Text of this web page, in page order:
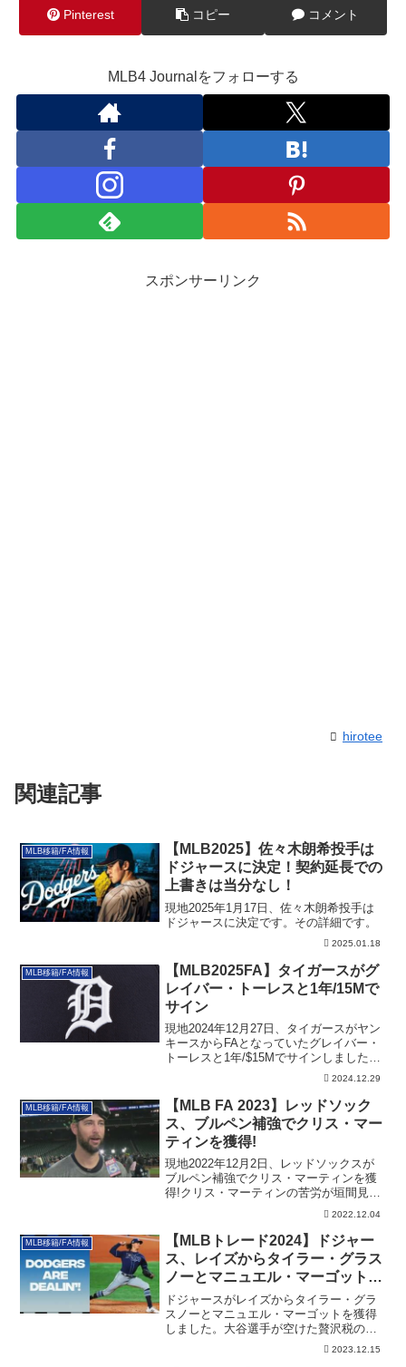
Pinterest コピー コメント
MLB4 Journalをフォローする
スポンサーリンク
hirotee
関連記事
MLB移籍/FA情報
【MLB2025】佐々木朗希投手は
ドジャースに決定！契約延長での
上書きは当分なし！
現地2025年1月17日、佐々木朗希投手は
ドジャースに決定です。その詳細です。
2025.01.18
MLB移籍/FA情報
【MLB2025FA】タイガースがグ
レイバー・トーレスと1年/15Mで
サイン
現地2024年12月27日、タイガースがヤン
キースからFAとなっていたグレイバー・
トーレスと1年/$15Mでサインしました。
2024.12.29
MLB移籍/FA情報
【MLB FA 2023】レッドソック
ス、ブルペン補強でクリス・マー
ティンを獲得!
現地2022年12月2日、レッドソックスが
ブルペン補強でクリス・マーティンを獲
得!クリス・マーティンの苦労が垣間見え
2022.12.04
MLB移籍/FA情報
【MLBトレード2024】ドジャー
ス、レイズからタイラー・グラス
ノーとマニュエル・マーゴットを
獲得
ドジャースがレイズからタイラー・グラ
スノーとマニュエル・マーゴットを獲得
しました。大谷選手が空けた贅沢税のス
ペースを活用しています。その詳細で
2023.12.15